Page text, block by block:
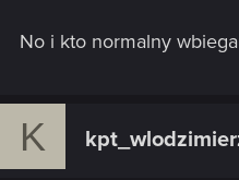
No i kto normalny
K